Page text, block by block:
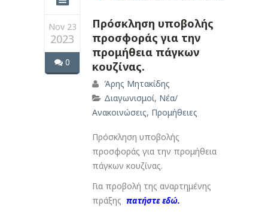
Nov 23
2023
0
Πρόσκληση υποβολής
προσφοράς για την
προμήθεια πάγκων
κουζίνας.
Άρης Μητακίδης
Διαγωνισμοί, Νέα/
Ανακοινώσεις, Προμήθειες
Πρόσκληση υποβολής
προσφοράς για την προμήθεια
πάγκων κουζίνας.
Για προβολή της αναρτημένης
πράξης πατήστε εδώ.